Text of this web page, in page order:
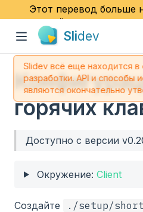
Этот перевод больше
пожалуйста,
Slidev
горячих
Доступно с версии
Окружение: Client
Создайте ./setup/
Slidev всё еще находится в
разработки. API и способы
являются окончательно